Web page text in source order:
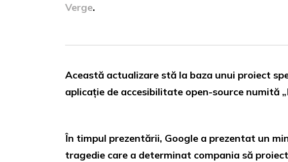
Verge.
Această actualizare stă la baza unui proiect
aplicație de accesibilitate open-source numită
În timpul prezentării, Google a prezentat un
tragedie care a determinat compania să